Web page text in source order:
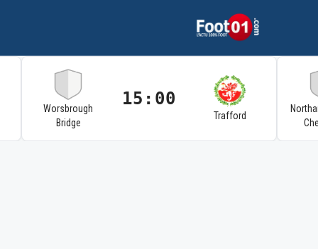
Worsbrough
Bridge
15:00
Trafford